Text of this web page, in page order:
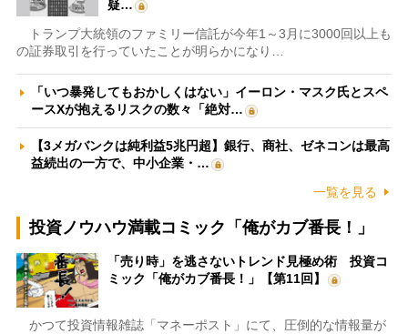
疑…
トランプ大統領のファミリー信託が今年1～3月に3000回以上も
の証券取引を行っていたことが明らかになり…
「いつ暴発してもおかしくはない」イーロン・マスク氏とスペ
ースXが抱えるリスクの数々「絶対…
【3メガバンクは純利益5兆円超】銀行、商社、ゼネコンは最高
益続出の一方で、中小企業・…
一覧を見る
投資ノウハウ満載コミック「俺がカブ番長！」
「売り時」を逃さないトレンド見極め術 投資コ
ミック「俺がカブ番長！」【第11回】
かつて投資情報雑誌「マネーポスト」にて、圧倒的な情報量が